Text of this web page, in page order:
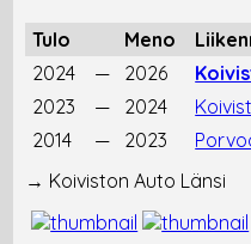
Tulo Meno
2024
— 2026
2023
— 2024
2014
— 2023
→ Koiviston Auto Länsi